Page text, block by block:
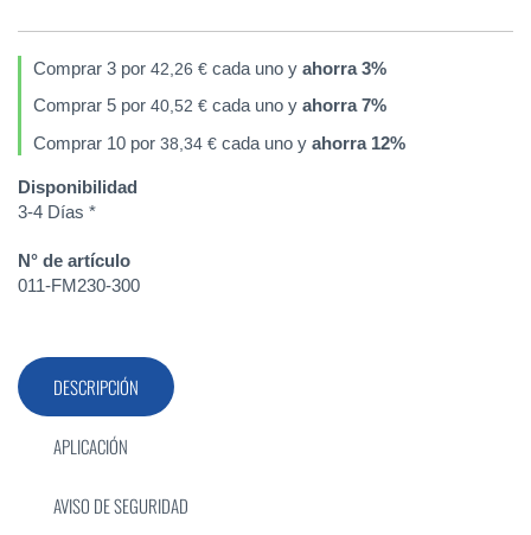
Comprar 3 por 42,26 € cada uno y ahorra3%
Comprar 5 por 40,52 € cada uno y ahorra7%
Comprar 10 por 38,34 € cada uno y ahorra 12%
Disponibilidad
3-4 Días *
N° de artículo
011-FM230-300
DESCRIPCIÓN
APLICACIÓN
AVISO DE SEGURIDAD